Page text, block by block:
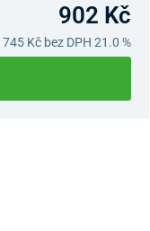
902 Kč
745 Kč bez DPH 21.0 %